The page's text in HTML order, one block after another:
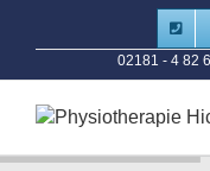
02181 - 4 82